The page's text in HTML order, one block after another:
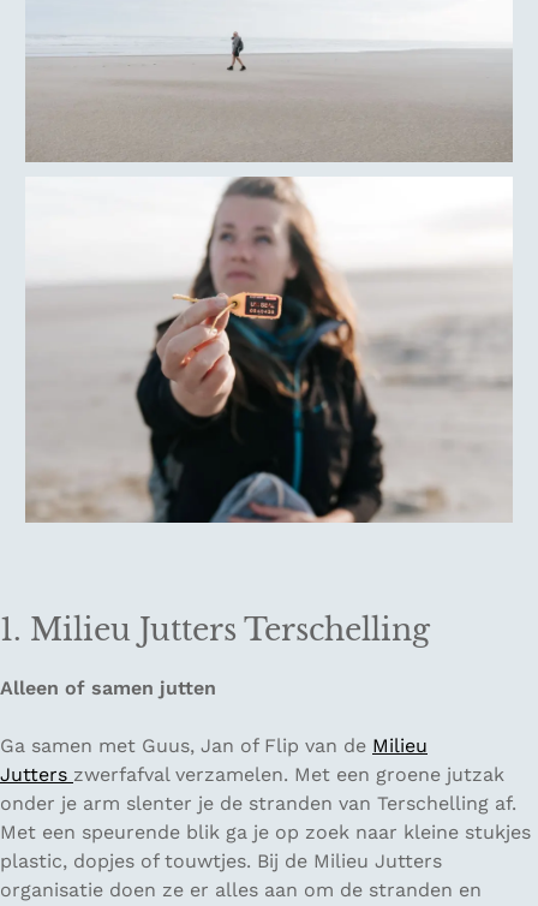
1. Milieu Jutters Terschelling
Alleen of samen jutten
Ga samen met Guus, Jan of Flip van de Milieu
Jutters zwerfafval verzamelen. Met een groene jutzak
onder je arm slenter je de stranden van Terschelling af.
Met een speurende blik ga je op zoek naar kleine stukjes
plastic, dopjes of touwtjes. Bij de Milieu Jutters
organisatie doen ze er alles aan om de stranden en